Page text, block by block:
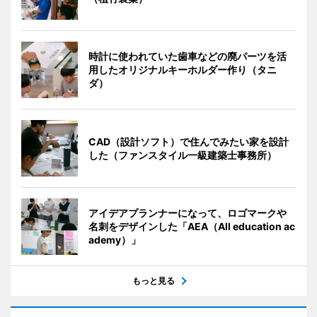
時計に使われていた歯車などの廃パーツを活
用したオリジナルキーホルダー作り（タニ
ダ）
CAD（設計ソフト）で住んでみたい家を設計
した（ファンスタイル一級建築士事務所）
アイデアプランナーになって、ロゴマークや
名刺をデザインした「AEA（All education ac
ademy）」
もっと見る